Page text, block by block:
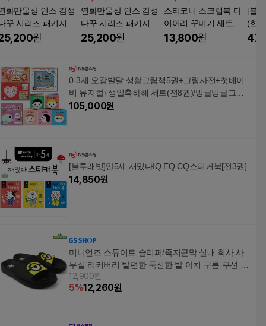
화만물상 인스 감성
꾸 시리즈 패키지 세
인물+하늘+배경+장
원
연화만물상 인스 감성
다꾸 시리즈 패키지 세
트 인물+하늘+배경+장
25,200원
스티코니 스크랩북 다
이어리 꾸미기 세트, 퍼
플무드, 1세트
13,800원
[블
(한
명작
0-3세 오감발달 생활그림책5권+그림사전+첫베이
비 뮤지컬+생일축하해 세트(전8권)/빙글빙글그림
사전.사운드북생일축하해.첫베이비뮤지컬.오감발
105,000원
[블루래빗]만5세 재밌다IQ EQ CQ스티커북[전3권]
14,850원
미니언즈 스튜어트 슬리퍼/족저근막 실내 회사 사
무실 리커버리 발편한 푹신한 발 아치 구름 쿠션 미
끄럼방지 EVA 기능성 여성 남성
12,900원
5%12,260원